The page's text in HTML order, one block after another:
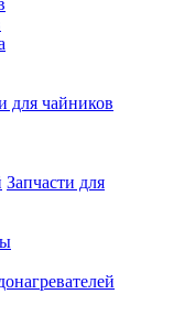
для чайников
Запчасти для